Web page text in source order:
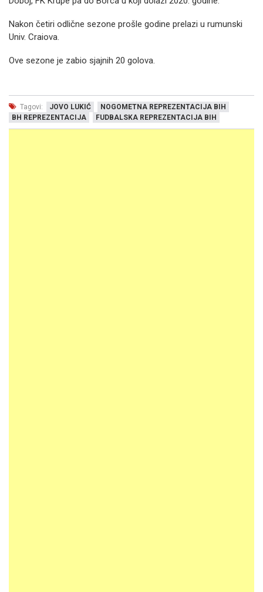
Nakon četiri odlične sezone prošle godine prelazi u rumunski
Univ. Craiova.
Ove sezone je zabio sjajnih 20 golova.
Tagovi: JOVO LUKIĆ
NOGOMETNA REPREZENTACIJA BIH
BH REPREZENTACIJA
FUDBALSKA REPREZENTACIJA BIH